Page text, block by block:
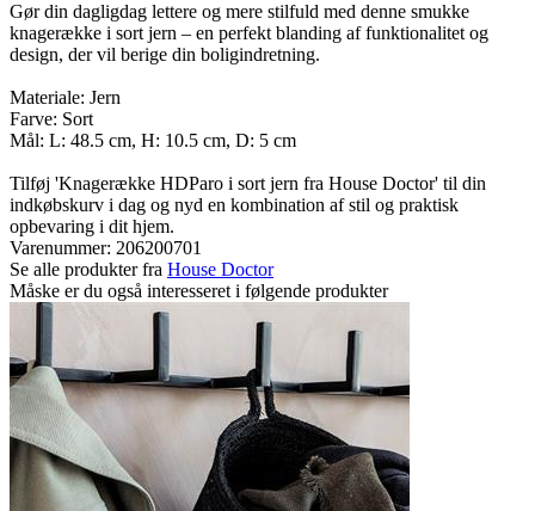
Gør din dagligdag lettere og mere stilfuld med denne smukke
knagerække i sort jern – en perfekt blanding af funktionalitet og
design, der vil berige din boligindretning.
Materiale: Jern
Farve: Sort
Mål: L: 48.5 cm, H: 10.5 cm, D: 5 cm
Tilføj 'Knagerække HDParo i sort jern fra House Doctor' til din
indkøbskurv i dag og nyd en kombination af stil og praktisk
opbevaring i dit hjem.
Varenummer: 206200701
Se alle produkter fra House Doctor
Måske er du også interesseret i følgende produkter